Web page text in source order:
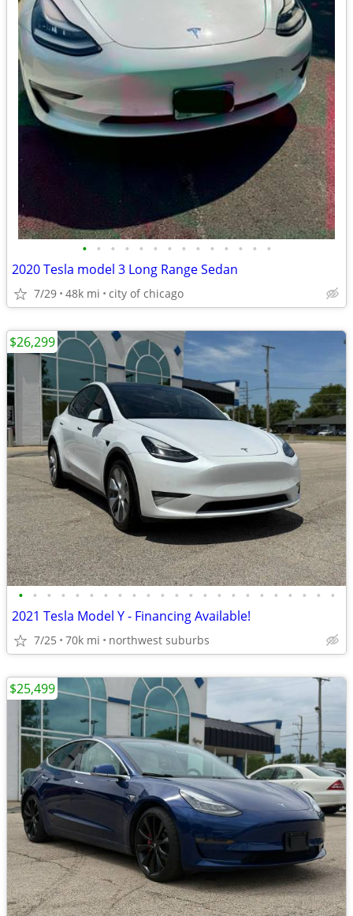
• • • • • • • • • • • • • •
2020 Tesla model 3 Long Range Sedan
7/29 48k mi city of chicago
• • • • • • • • • • • • • • • • • • • • • • •
2021 Tesla Model Y - Financing Available!
7/25 70k mi northwest suburbs
$26,299
$25,499